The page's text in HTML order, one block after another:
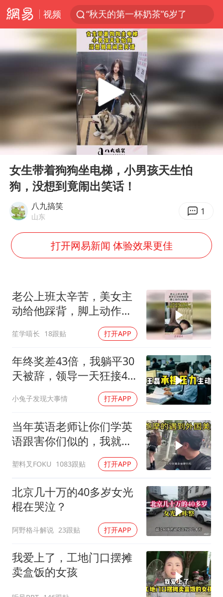
视频
四川宜宾高县4.9级地震致1死
国乒男单横滨冠军赛全军覆没
38岁演员求职万岁山NPC成功
胡彦斌获《歌手2026》歌王
美股存储板块集体大跌
中巨芯：上半年归母净利润1405.77万元
胡彦斌韩磊 谁帮谁
夯实基础开新局
00:00 00:12
女生带着狗狗坐电梯，小男孩天生怕
狗，没想到竟闹出笑话！
八九搞笑
山东 1
打开网易新闻 体验效果更佳
老公上班太辛苦，美女主
动给他踩背，脚上动作太
笙学嘻长 18跟贴 打开APP
年终奖差43倍，我躺平30
天被辞，领导一天狂接47
小兔子发现大事情 打开APP
当年英语老师让你们学英
语跟害你们似的，我就是
塑料叉FOKU 1083跟贴 打开APP
北京几十万的40多岁女光
棍在哭泣？
阿野格斗解说 23跟贴 打开APP
我爱上了，工地门口摆摊
卖盒饭的女孩